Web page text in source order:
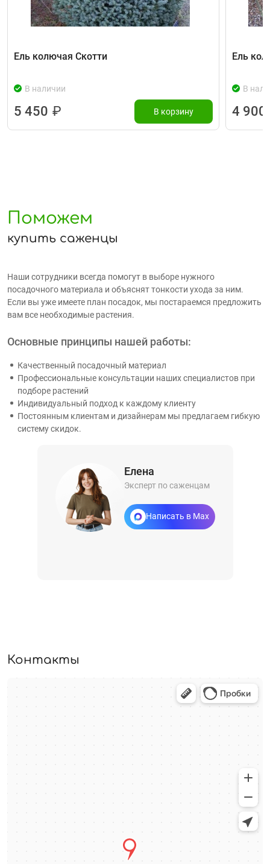
Ель колючая Скотти
В наличии
5 450 ₽ В корзину
Ель
В
4 900
Поможем
купить саженцы
Наши сотрудники всегда помогут в выборе нужного
посадочного материала и объяснят тонкости ухода за ним.
Если вы уже имеете план посадок, мы постараемся предложить
вам все необходимые растения.
Основные принципы нашей работы:
Качественный посадочный материал
Профессиональные консультации наших специалистов при
подборе растений
Индивидуальный подход к каждому клиенту
Постоянным клиентам и дизайнерам мы предлагаем гибкую
систему скидок.
Елена
Эксперт по саженцам
Написать в Max
Контакты